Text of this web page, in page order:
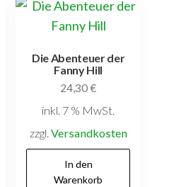
Die Abenteuer der
Fanny Hill
24,30€
inkl. 7 % MwSt.
zzgl. Versandkosten
In den
Warenkorb